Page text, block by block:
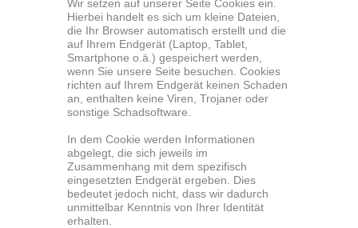
Wir setzen auf unserer Seite Cookies ein.
Hierbei handelt es sich um kleine Dateien,
die Ihr Browser automatisch erstellt und die
auf Ihrem Endgerät (Laptop, Tablet,
Smartphone o.ä.) gespeichert werden,
wenn Sie unsere Seite besuchen. Cookies
richten auf Ihrem Endgerät keinen Schaden
an, enthalten keine Viren, Trojaner oder
sonstige Schadsoftware.
In dem Cookie werden Informationen
abgelegt, die sich jeweils im
Zusammenhang mit dem spezifisch
eingesetzten Endgerät ergeben. Dies
bedeutet jedoch nicht, dass wir dadurch
unmittelbar Kenntnis von Ihrer Identität
erhalten.